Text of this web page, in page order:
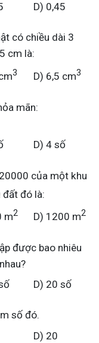
D) 0,45
có chiều dài 3
cm là:
3 D) 6,5 cm3
mãn:
D) 4 số
của một khu
đất đó là:
m2 D) 1200 m2
được bao nhiêu
D) 20 số
số đó.
D) 20